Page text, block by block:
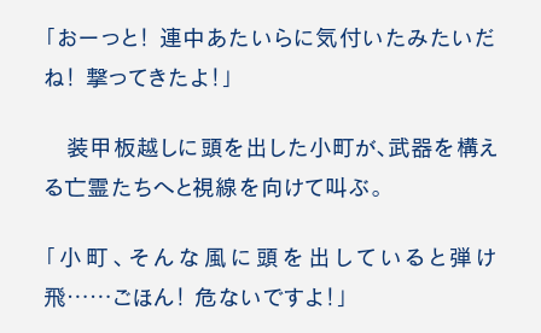
「おーっと！ 連中あたいらに気付いたみたいだ
ね！ 撃ってきたよ！」
装甲板越しに頭を出した小町が、武器を構え
る亡霊たちへと視線を向けて叫ぶ。
「小町、そんな風に頭を出していると弾け
飛……ごほん！ 危ないですよ！」